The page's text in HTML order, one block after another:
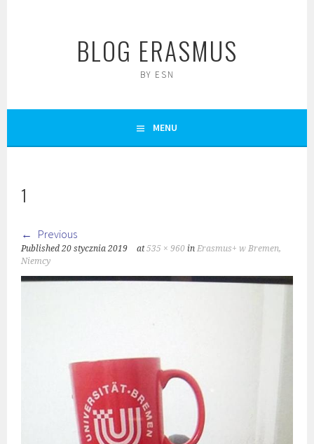
BLOG ERASMUS
BY ESN
MENU
1
Previous
Published20 stycznia 2019 at535 × 960 inErasmus+ w Bremen,
Niemcy